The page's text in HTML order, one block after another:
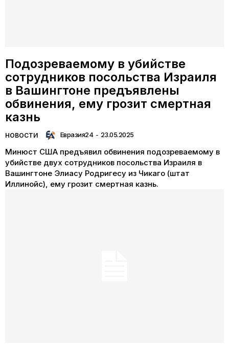
Подозреваемому в убийстве
сотрудников посольства Израиля
в Вашингтоне предъявлены
обвинения, ему грозит смертная
казнь
НОВОСТИ Евразия24 - 23.05.2025
Минюст США предъявил обвинения подозреваемому в
убийстве двух сотрудников посольства Израиля в
Вашингтоне Элиасу Родригесу из Чикаго (штат
Иллинойс), ему грозит смертная казнь.